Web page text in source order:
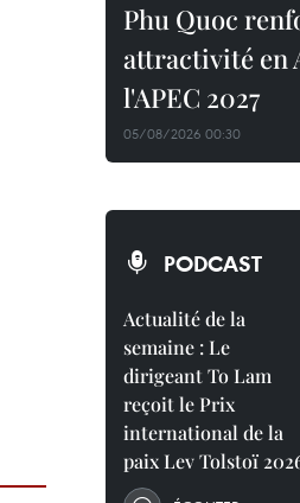
Phu Quoc
attractivité en
l'APEC 2027
05/08/2026 00:30
PODCAST
Actualité de la
semaine : Le
dirigeant To Lam
reçoit le Prix
international de la
paix Lev Tolstoï